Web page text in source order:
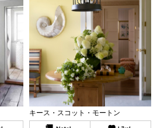
キース・スコット・モートン